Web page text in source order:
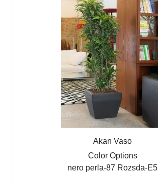
Akan Vaso
Color Options
nero perla-87 Rozsda-E5